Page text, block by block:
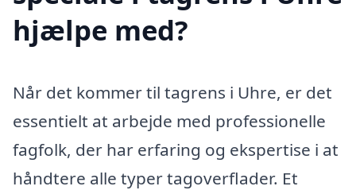
hjælpe med?
Når det kommer til tagrens i Uhre, er det
essentielt at arbejde med professionelle
fagfolk, der har erfaring og ekspertise i at
håndtere alle typer tagoverflader. Et